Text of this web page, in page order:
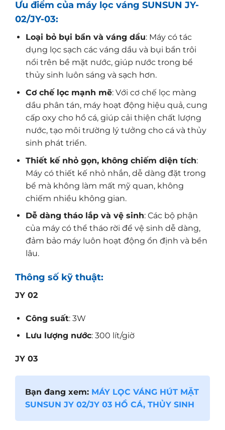
Ưu điểm của máy lọc váng SUNSUN JY-
02/JY-03:
Loại bỏ bụi bẩn và váng dầu: Máy có tác
dụng lọc sạch các váng dầu và bụi bẩn trôi
nổi trên bề mặt nước, giúp nước trong bể
thủy sinh luôn sáng và sạch hơn.
Cơ chế lọc mạnh mẽ: Với cơ chế lọc màng
dầu phân tán, máy hoạt động hiệu quả, cung
cấp oxy cho hồ cá, giúp cải thiện chất lượng
nước, tạo môi trường lý tưởng cho cá và thủy
sinh phát triển.
Thiết kế nhỏ gọn, không chiếm diện tích:
Máy có thiết kế nhỏ nhắn, dễ dàng đặt trong
bể mà không làm mất mỹ quan, không
chiếm nhiều không gian.
Dễ dàng tháo lắp và vệ sinh: Các bộ phận
của máy có thể tháo rời để vệ sinh dễ dàng,
đảm bảo máy luôn hoạt động ổn định và bền
lâu.
Thông số kỹ thuật:
JY 02
Công suất: 3W
Lưu lượng nước: 300 lít/giờ
JY 03
Bạn đang xem: MÁY LỌC VÁNG HÚT MẶT
SUNSUN JY 02/JY 03 HỒ CÁ, THỦY SINH